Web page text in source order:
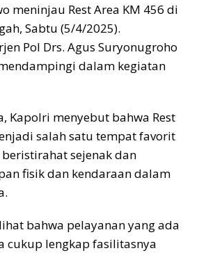
meninjau Rest Area KM 456 di
Sabtu (5/4/2025).
Pol Drs. Agus Suryonugroho
dalam kegiatan
Kapolri menyebut bahwa Rest
salah satu tempat favorit
sejenak dan
fisik dan kendaraan dalam
bahwa pelayanan yang ada
cukup lengkap fasilitasnya